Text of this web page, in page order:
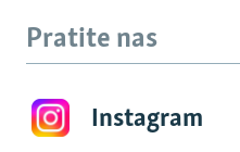
Pratite nas
Instagram